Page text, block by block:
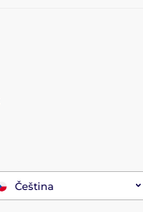
Čeština